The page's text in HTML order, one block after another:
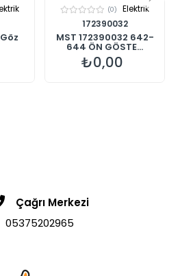
(0)
Elektrik
172390032
MST 172390032 642-
644 ÖN GÖSTE...
₺0,00
Çağrı Merkezi
05375202965